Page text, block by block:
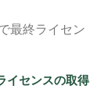
最終ライセン
イセンスの取得